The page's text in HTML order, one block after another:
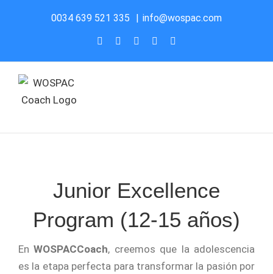
0034 639 521 335 | info@wospac.com
InstagramFacebook YouTube
Junior Excellence
Program (12-15 años)
EnWOSPACCoach, creemos que la adolescencia
es la etapa perfecta para transformar la pasión por